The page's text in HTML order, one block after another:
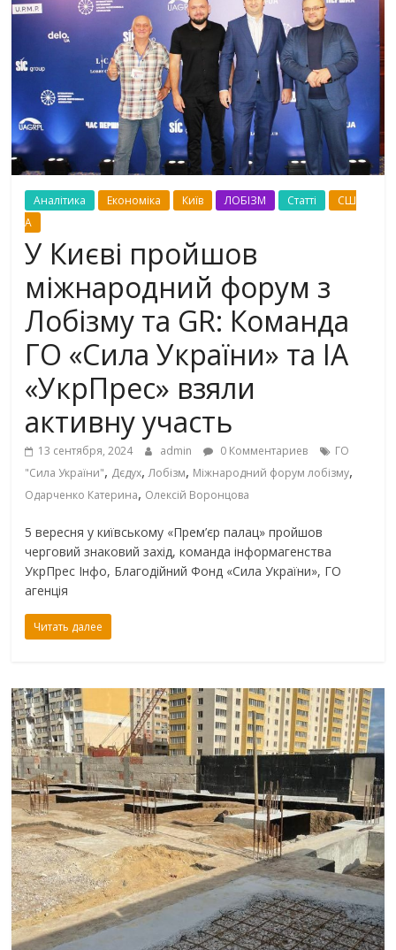
Аналітика Економіка Київ ЛОБІЗМ Статті
СШ
А
У Києві пройшов
міжнародний форум з
Лобізму та GR: Команда
ГО «Сила України» та ІА
«УкрПрес» взяли
активну участь
13 сентября, 2024 admin 0 Комментариев
ГО
"Сила України", Дєдух,Лобізм, Міжнародний форум лобізму,
Одарченко Катерина, Олексій Воронцова
5 вересня у київському «Прем’єр палац» пройшов
черговий знаковий захід, команда інформагенства
УкрПрес Інфо, Благодійний Фонд «Сила України», ГО
агенція
Читать далее